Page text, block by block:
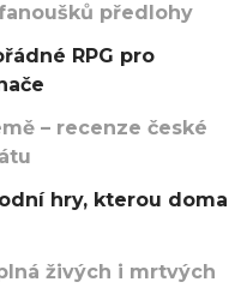
předlohy
RPG pro
– recenze české
hry, kterou doma
živých i mrtvých